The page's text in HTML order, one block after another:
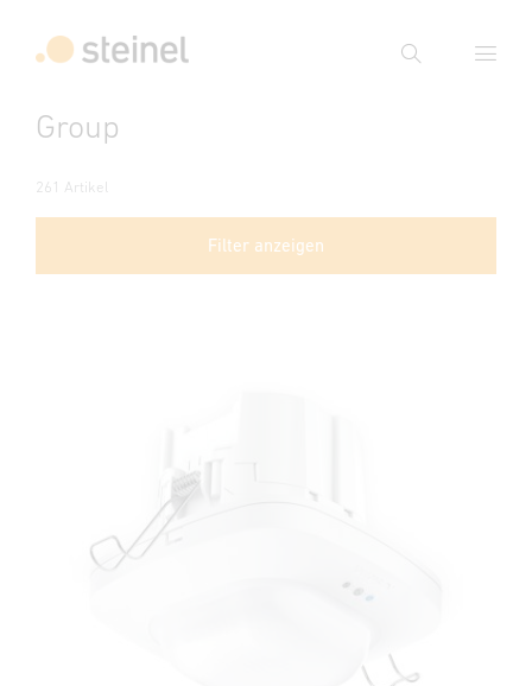
Suche
Group
261 Artikel
Filter anzeigen